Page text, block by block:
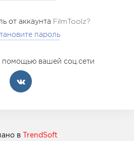
от аккаунта FilmToolz?
пароль
помощью вашей соц.сети
в TrendSoft